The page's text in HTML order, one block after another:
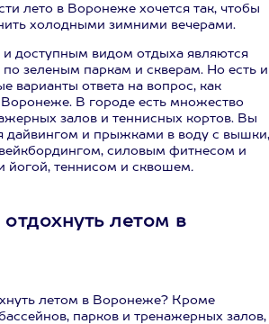
лето в Воронеже хочется так, чтобы
холодными зимними вечерами.
доступным видом отдыха являются
зеленым паркам и скверам. Но есть и
варианты ответа на вопрос, как
Воронеже. В городе есть множество
залов и теннисных кортов. Вы
дайвингом и прыжками в воду с вышки,
силовым фитнесом и
йогой, теннисом и сквошем.
летом в
летом в Воронеже? Кроме
парков и тренажерных залов,